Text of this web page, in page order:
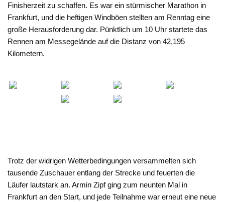
Finisherzeit zu schaffen. Es war ein stürmischer Marathon in
Frankfurt, und die heftigen Windböen stellten am Renntag eine
große Herausforderung dar. Pünktlich um 10 Uhr startete das
Rennen am Messegelände auf die Distanz von 42,195
Kilometern.
Trotz der widrigen Wetterbedingungen versammelten sich
tausende Zuschauer entlang der Strecke und feuerten die
Läufer lautstark an. Armin Zipf ging zum neunten Mal in
Frankfurt an den Start, und jede Teilnahme war erneut eine neue